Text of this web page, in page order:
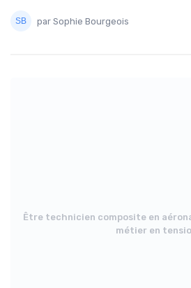
par Sophie Bourgeois
Être technicien composite en
métier en